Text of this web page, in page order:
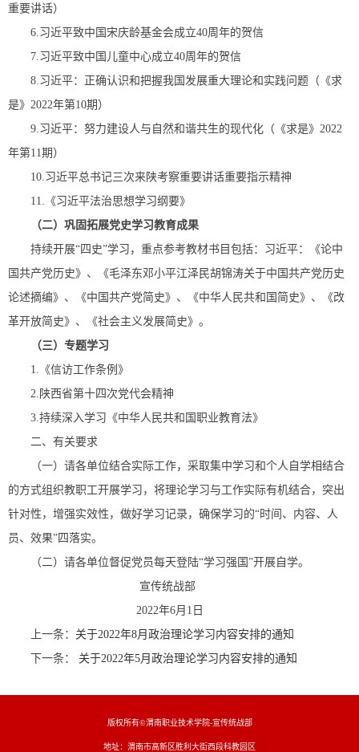
重要讲话）
6.习近平致中国宋庆龄基金会成立40周年的贺信
7.习近平致中国儿童中心成立40周年的贺信
8.习近平：正确认识和把握我国发展重大理论和实践问题（《求
是》2022年第10期）
9.习近平：努力建设人与自然和谐共生的现代化（《求是》2022
年第11期）
10.习近平总书记三次来陕考察重要讲话重要指示精神
11.《习近平法治思想学习纲要》
（二）巩固拓展党史学习教育成果
持续开展“四史”学习，重点参考教材书目包括：习近平：《论中
国共产党历史》、《毛泽东邓小平江泽民胡锦涛关于中国共产党历史
论述摘编》、《中国共产党简史》、《中华人民共和国简史》、《改
革开放简史》、《社会主义发展简史》。
（三）专题学习
1.《信访工作条例》
2.陕西省第十四次党代会精神
3.持续深入学习《中华人民共和国职业教育法》
二、有关要求
（一）请各单位结合实际工作，采取集中学习和个人自学相结合
的方式组织教职工开展学习，将理论学习与工作实际有机结合，突出
针对性，增强实效性，做好学习记录，确保学习的“时间、内容、人
员、效果”四落实。
（二）请各单位督促党员每天登陆“学习强国”开展自学。
宣传统战部
2022年6月1日
上一条： 关于2022年8月政治理论学习内容安排的通知
下一条：
关于2022年5月政治理论学习内容安排的通知
版权所有©渭南职业技术学院-宣传统战部
地址：渭南市高新区胜利大街西段科教园区